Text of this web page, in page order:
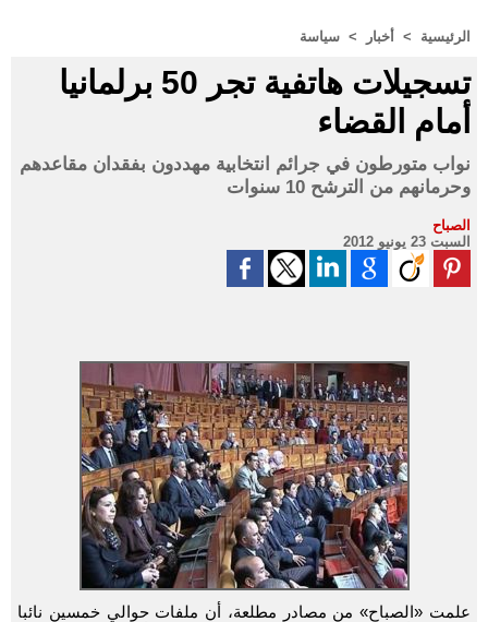
الرئيسية > أخبار > سياسة
تسجيلات هاتفية تجر 50 برلمانيا
أمام القضاء
نواب متورطون في جرائم انتخابية مهددون بفقدان مقاعدهم
وحرمانهم من الترشح 10 سنوات
الصباح
السبت 23 يونيو 2012
علمت «الصباح» من مصادر مطلعة، أن ملفات حوالي خمسين نائبا